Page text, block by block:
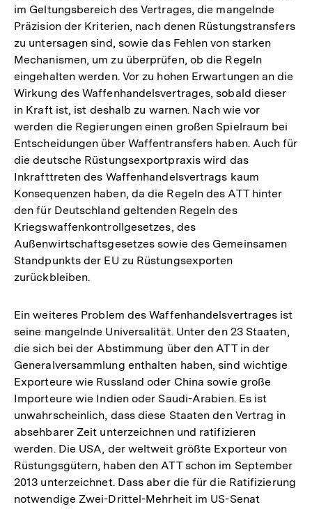
im Geltungsbereich des Vertrages, die mangelnde
Präzision der Kriterien, nach denen Rüstungstransfers
zu untersagen sind, sowie das Fehlen von starken
Mechanismen, um zu überprüfen, ob die Regeln
eingehalten werden. Vor zu hohen Erwartungen an die
Wirkung des Waffenhandelsvertrages, sobald dieser
in Kraft ist, ist deshalb zu warnen. Nach wie vor
werden die Regierungen einen großen Spielraum bei
Entscheidungen über Waffentransfers haben. Auch für
die deutsche Rüstungsexportpraxis wird das
Inkrafttreten des Waffenhandelsvertrags kaum
Konsequenzen haben, da die Regeln des ATT hinter
den für Deutschland geltenden Regeln des
Kriegswaffenkontrollgesetzes, des
Außenwirtschaftsgesetzes sowie des Gemeinsamen
Standpunkts der EU zu Rüstungsexporten
zurückbleiben.
Ein weiteres Problem des Waffenhandelsvertrages ist
seine mangelnde Universalität. Unter den 23 Staaten,
die sich bei der Abstimmung über den ATT in der
Generalversammlung enthalten haben, sind wichtige
Exporteure wie Russland oder China sowie große
Importeure wie Indien oder Saudi-Arabien. Es ist
unwahrscheinlich, dass diese Staaten den Vertrag in
absehbarer Zeit unterzeichnen und ratifizieren
werden. Die USA, der weltweit größte Exporteur von
Rüstungsgütern, haben den ATT schon im September
2013 unterzeichnet. Dass aber die für die Ratifizierung
notwendige Zwei-Drittel-Mehrheit im US-Senat